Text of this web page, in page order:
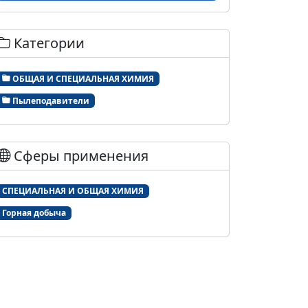
Категории
ОБЩАЯ И СПЕЦИАЛЬНАЯ ХИМИЯ
Пылеподавители
Сферы применения
СПЕЦИАЛЬНАЯ И ОБЩАЯ ХИМИЯ
Горная добыча